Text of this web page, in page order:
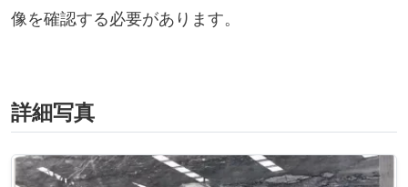
像を確認する必要があります。
詳細写真